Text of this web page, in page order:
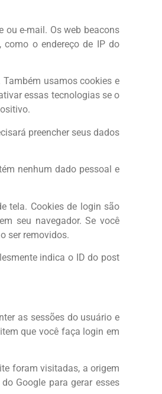
ou e-mail. Os web beacons
o endereço de IP do
usamos cookies e
essas tecnologias se o
preencher seus dados
nenhum dado pessoal e
tela. Cookies de login são
seu navegador. Se você
ser removidos.
indica o ID do post
as sessões do usuário e
que você faça login em
foram visitadas, a origem
Google para gerar esses